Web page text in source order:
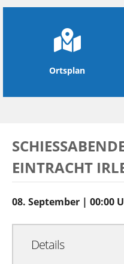
Ortsplan
INTRACHT
08. September | 00:00
Details